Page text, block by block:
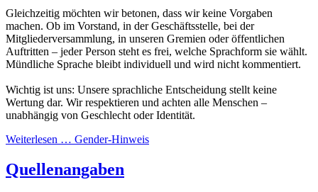
Gleichzeitig möchten wir betonen, dass wir keine Vorgaben
machen. Ob im Vorstand, in der Geschäftsstelle, bei der
Mitgliederversammlung, in unseren Gremien oder öffentlichen
Auftritten – jeder Person steht es frei, welche Sprachform sie wählt.
Mündliche Sprache bleibt individuell und wird nicht kommentiert.
Wichtig ist uns: Unsere sprachliche Entscheidung stellt keine
Wertung dar. Wir respektieren und achten alle Menschen –
unabhängig von Geschlecht oder Identität.
Weiterlesen … Gender-Hinweis
Quellenangaben